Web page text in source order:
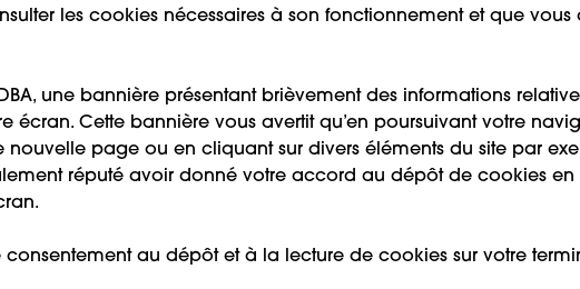
les cookies nécessaires à son fonctionnement et que vous
une bannière présentant brièvement des informations
Cette bannière vous avertit qu’en poursuivant votre
page ou en cliquant sur divers éléments du site par
réputé avoir donné votre accord au dépôt de cookies en
au dépôt et à la lecture de cookies sur votre